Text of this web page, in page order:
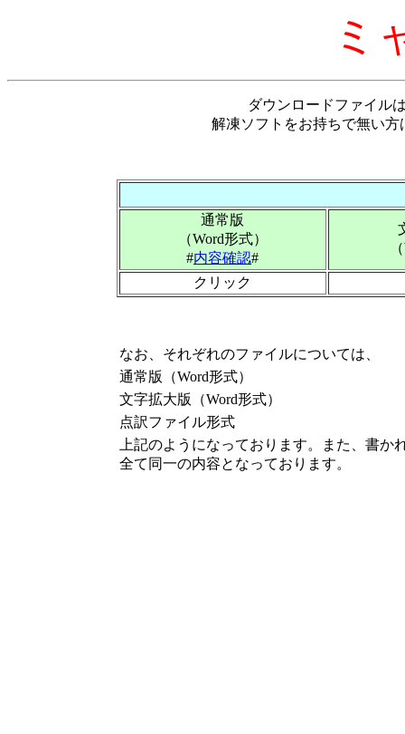
ミ
ダウンロードファイル
解凍ソフトをお持ちで無い方
通常版
（Word形式）
#内容確認#
クリック
なお、それぞれのファイルについては、
通常版（Word形式）
文字拡大版（Word形式）
点訳ファイル形式
上記のようになっております。また、書か
全て同一の内容となっております。